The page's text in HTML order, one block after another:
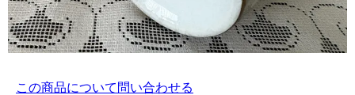
この商品について問い合わせる